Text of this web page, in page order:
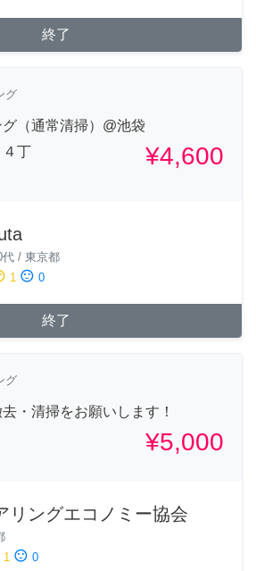
終了
グ
（通常清掃）@池袋
４丁
¥4,600
代 / 東京都
1 sentiment_dissatisfied 0
終了
グ
・清掃をお願いします！
¥5,000
リングエコノミー協会
1 sentiment_dissatisfied 0